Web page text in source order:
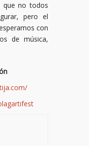
que no todos
pero el
con
de música,